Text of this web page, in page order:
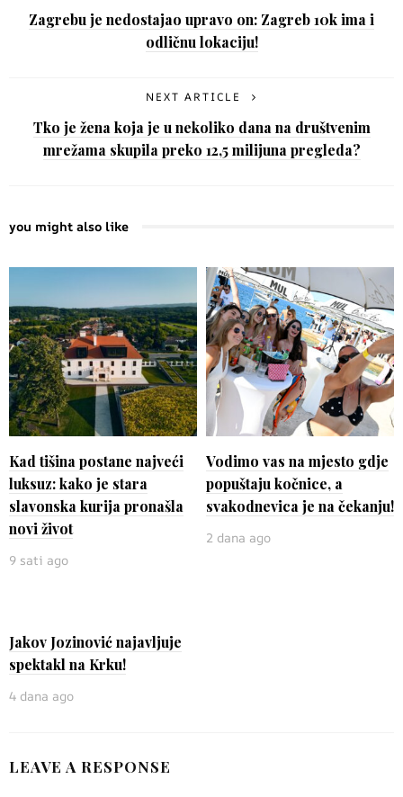
Zagrebu je nedostajao upravo on: Zagreb 10k ima i
odličnu lokaciju!
NEXT ARTICLE
Tko je žena koja je u nekoliko dana na društvenim
mrežama skupila preko 12,5 milijuna pregleda?
you might also like
Kad tišina postane najveći
luksuz: kako je stara
slavonska kurija pronašla
novi život
9 sati ago
Vodimo vas na mjesto gdje
popuštaju kočnice, a
svakodnevica je na čekanju!
2 dana ago
Jakov Jozinović najavljuje
spektakl na Krku!
4 dana ago
LEAVE A RESPONSE